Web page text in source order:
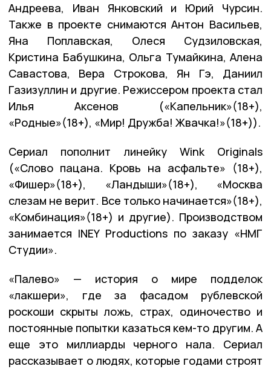
Андреева, Иван Янковский и Юрий Чурсин.
Также в проекте снимаются Антон Васильев,
Яна Поплавская, Олеся Судзиловская,
Кристина Бабушкина, Ольга Тумайкина, Алена
Савастова, Вера Строкова, Ян Гэ, Даниил
Газизуллин и другие. Режиссером проекта стал
Илья Аксенов («Капельник»(18+),
«Родные»(18+), «Мир! Дружба! Жвачка!»(18+)).
Сериал пополнит линейку Wink Originals
(«‎Слово пацана. Кровь на асфальте» (18+)‎,
«Фишер»(18+), «Ландыши»(18+), «Москва
слезам не верит. Все только начинается»(18+),
«Комбинация»(18+) и другие). Производством
занимается INEY Productions по заказу «НМГ
Студии».
«Палево» — история о мире подделок
«лакшери», где за фасадом рублевской
роскоши скрыты ложь, страх, одиночество и
постоянные попытки казаться кем-то другим. А
еще это миллиарды черного нала. Сериал
рассказывает о людях, которые годами строят